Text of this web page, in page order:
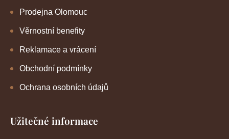
Prodejna Olomouc
Věrnostní benefity
Reklamace a vrácení
Obchodní podmínky
Ochrana osobních údajů
Užitečné informace